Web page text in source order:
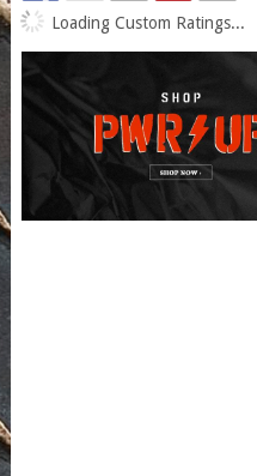
Loading Custom Ratings...